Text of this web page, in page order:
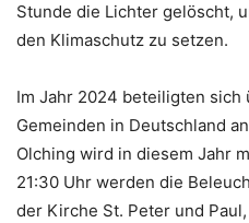
Stunde die Lichter gelöscht,
den Klimaschutz zu setzen.
Im Jahr 2024 beteiligten sich
Gemeinden in Deutschland
Olching wird in diesem Jahr
21:30 Uhr werden die
der Kirche St. Peter und